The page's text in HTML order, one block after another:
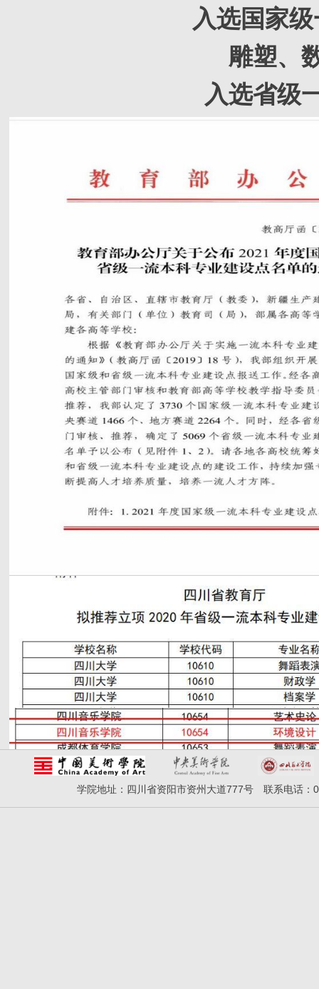
入选国家
雕塑、
入选省级
学院地址：四川省资阳市资州大道777号 联系电话：